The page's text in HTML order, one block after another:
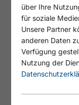
über Ihre
für soziale
Unsere Partner
anderen Daten
Verfügung
Nutzung der